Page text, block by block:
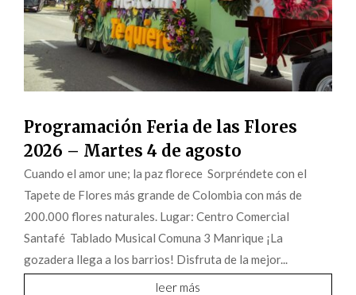
Programación Feria de las Flores
2026 – Martes 4 de agosto
Cuando el amor une; la paz florece Sorpréndete con el
Tapete de Flores más grande de Colombia con más de
200.000 flores naturales. Lugar: Centro Comercial
Santafé Tablado Musical Comuna 3 Manrique ¡La
gozadera llega a los barrios! Disfruta de la mejor...
leer más